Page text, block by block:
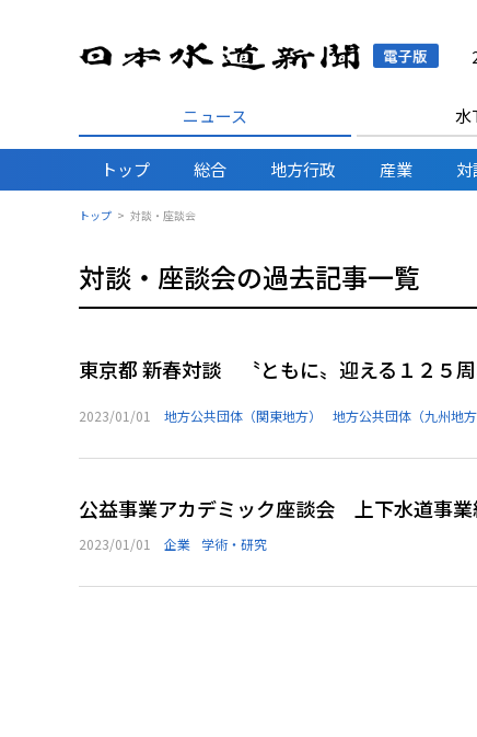
日
ニュース 水
トップ 総合 地方行政 産業
トップ 対談・座談会
対談・座談会の過去記事一覧
東京都 新春対談 〝ともに〟迎える１２５
2023/01/01 地方公共団体（関東地方） 地方公共団体（九州地方
公益事業アカデミック座談会 上下水道事
2023/01/01 企業 学術・研究